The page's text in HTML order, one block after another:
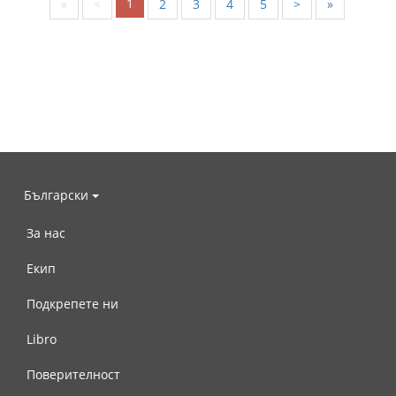
« < 2 3 4 5 > »
Български
За нас
Екип
Подкрепете ни
Libro
Поверителност